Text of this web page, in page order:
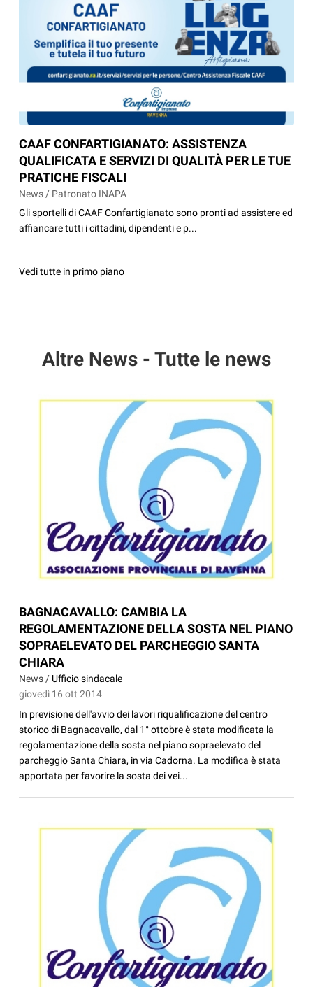
CAAF CONFARTIGIANATO: ASSISTENZA
QUALIFICATA E SERVIZI DI QUALITÀ PER LE TUE
PRATICHE FISCALI
News / Patronato INAPA
Gli sportelli di CAAF Confartigianato sono pronti ad assistere ed
affiancare tutti i cittadini, dipendenti e p...
Vedi tutte in primo piano
Altre News - Tutte le news
BAGNACAVALLO: CAMBIA LA
REGOLAMENTAZIONE DELLA SOSTA NEL PIANO
SOPRAELEVATO DEL PARCHEGGIO SANTA
CHIARA
News / Ufficio sindacale
giovedì 16 ott 2014
In previsione dell'avvio dei lavori riqualificazione del centro
storico di Bagnacavallo, dal 1° ottobre è stata modificata la
regolamentazione della sosta nel piano sopraelevato del
parcheggio Santa Chiara, in via Cadorna. La modifica è stata
apportata per favorire la sosta dei vei...